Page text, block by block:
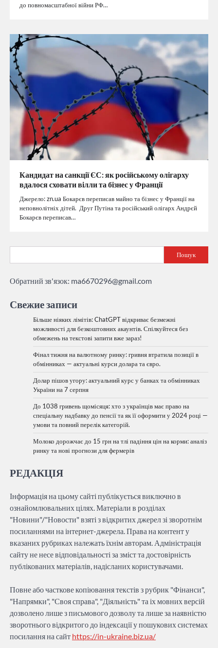
до повномасштабної війни РФ…
Кандидат на санкції ЄС: як російському олігарху
вдалося сховати вілли та бізнес у Франції
Джерело: zn.ua Бокарєв переписав майно та бізнес у Франції на
неповнолітніх дітей. Друг Путіна та російський олігарх Андрєй
Бокарєв переписав…
Пошук
Обратний зв'язок: ma6670296@gmail.com
Свежие записи
Більше ніяких лімітів: ChatGPT відкриває безмежні
можливості для безкоштовних акаунтів. Спілкуйтеся без
обмежень на текстові запити вже зараз!
Фінал тижня на валютному ринку: гривня втратила позиції в
обмінниках — актуальні курси долара та євро.
Долар пішов угору: актуальний курс у банках та обмінниках
України на 7 серпня
До 1038 гривень щомісяця: хто з українців має право на
спеціальну надбавку до пенсії та як її оформити у 2024 році —
умови та повний перелік категорій.
Молоко дорожчає до 15 грн на тлі падіння цін на корми: аналіз
ринку та нові прогнози для фермерів
РЕДАКЦІЯ
Інформація на цьому сайті публікується виключно в
ознайомлювальних цілях. Матеріали в розділах
"Новини"/"Новости" взяті з відкритих джерел зі зворотнім
посиланнями на інтернет-джерела. Права на контент у
вказаних рубриках належать їхнім авторам. Адміністрація
сайту не несе відповідальності за зміст та достовірність
публікованих матеріалів, надісланих користувачами.
Повне або часткове копіювання текстів з рубрик "Фінанси",
"Напрямки", "Своя справа", "Діяльність" та іх мовних версій
дозволено лише з письмового дозволу та лише за наявністю
зворотнього відкритого до індексації у пошукових системах
посилання на сайт https://in-ukraine.biz.ua/